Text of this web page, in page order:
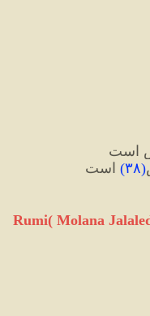
است
(۳۸) است
Rumi( Molana